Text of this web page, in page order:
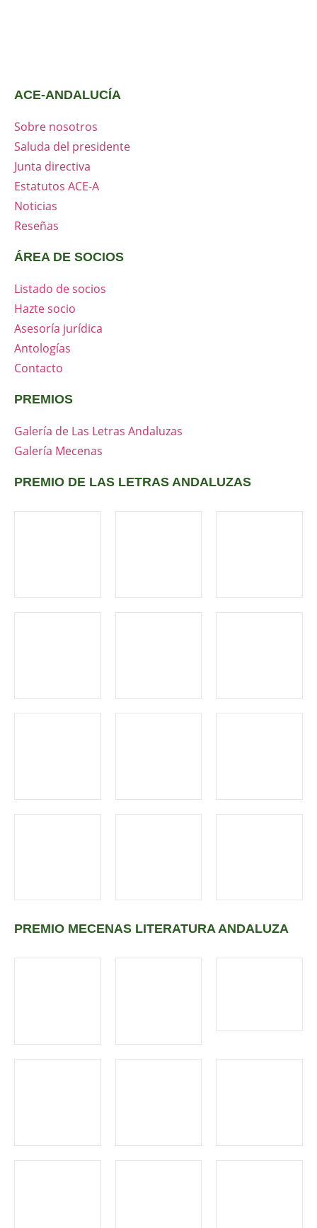
ACE-ANDALUCÍA
Sobre nosotros
Saluda del presidente
Junta directiva
Estatutos ACE-A
Noticias
Reseñas
ÁREA DE SOCIOS
Listado de socios
Hazte socio
Asesoría jurídica
Antologías
Contacto
PREMIOS
Galería de Las Letras Andaluzas
Galería Mecenas
PREMIO DE LAS LETRAS ANDALUZAS
PREMIO MECENAS LITERATURA ANDALUZA